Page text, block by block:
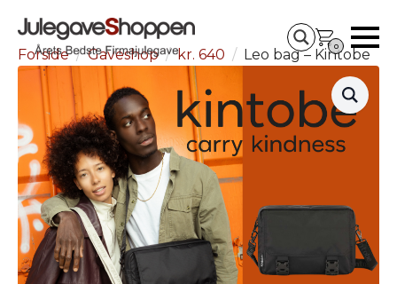
0
Forside Gaveshop kr. 640 Leo bag – Kintobe